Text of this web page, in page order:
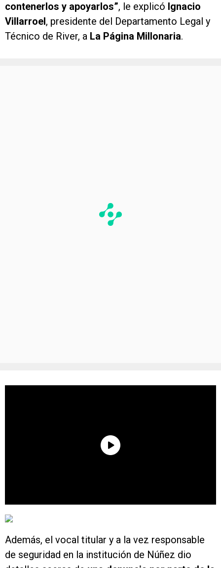
contenerlos y apoyarlos”, le explicó Ignacio
Villarroel, presidente del Departamento Legal y
Técnico de River, a La Página Millonaria.
Además, el vocal titular y a la vez responsable
de seguridad en la institución de Núñez dio